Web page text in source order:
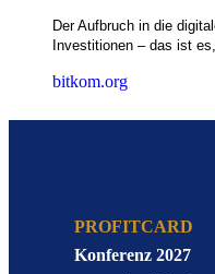
Der Aufbruch in die
Investitionen – das ist
bitkom.org
PROFITCARD
Konferenz 2027